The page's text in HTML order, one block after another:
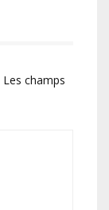
Les champs